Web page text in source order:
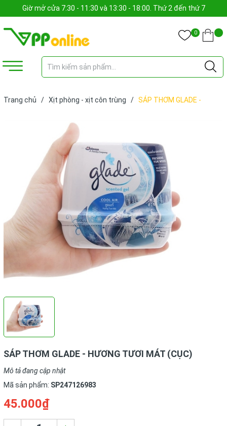
Giờ mở cửa 7:30 - 11:30 và 13:30 - 18:00. Thứ 2 đến thứ 7
0
Trang chủ / Xịt phòng - xịt côn trùng / SÁP THƠM GLADE -
SÁP THƠM GLADE - HƯƠNG TƯƠI MÁT (CỤC)
Mô tả đang cập nhật
Mã sản phẩm: SP247126983
45.000₫